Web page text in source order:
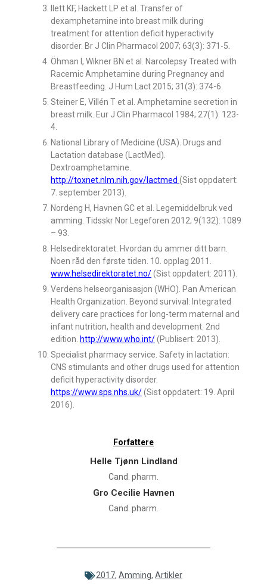
Ilett KF, Hackett LP et al. Transfer of
dexamphetamine into breast milk during
treatment for attention deficit hyperactivity
disorder. Br J Clin Pharmacol 2007; 63(3): 371-5.
Öhman I, Wikner BN et al. Narcolepsy Treated with
Racemic Amphetamine during Pregnancy and
Breastfeeding. J Hum Lact 2015; 31(3): 374-6.
Steiner E, Villén T et al. Amphetamine secretion in
breast milk. Eur J Clin Pharmacol 1984; 27(1): 123-
4.
National Library of Medicine (USA). Drugs and
Lactation database (LactMed).
Dextroamphetamine.
http://toxnet.nlm.nih.gov/lactmed (Sist oppdatert:
7. september 2013).
Nordeng H, Havnen GC et al. Legemiddelbruk ved
amming. Tidsskr Nor Legeforen 2012; 9(132): 1089
– 93.
Helsedirektoratet. Hvordan du ammer ditt barn.
Noen råd den første tiden. 10. opplag 2011.
www.helsedirektoratet.no/(Sist oppdatert: 2011).
Verdens helseorganisasjon (WHO). Pan American
Health Organization. Beyond survival: Integrated
delivery care practices for long-term maternal and
infant nutrition, health and development. 2nd
edition. http://www.who.int/(Publisert: 2013).
Specialist pharmacy service. Safety in lactation:
CNS stimulants and other drugs used for attention
deficit hyperactivity disorder.
https://www.sps.nhs.uk/(Sist oppdatert: 19. April
2016).
Forfattere
Helle Tjønn Lindland
Cand. pharm.
Gro Cecilie Havnen
Cand. pharm.
2017, Amming, Artikler